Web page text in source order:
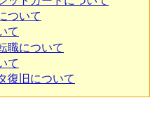
ついて
て
職について
て
復旧について